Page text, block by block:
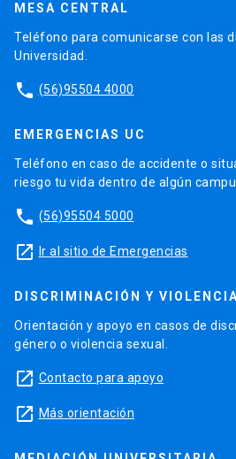
MESA CENTRAL
Teléfono para comunicarse con las
Universidad.
phone (56)95504 4000
EMERGENCIAS UC
Teléfono en caso de accidente o
riesgo tu vida dentro de algún
phone (56)95504 5000
launch Ir al sitio de Emergencias
DISCRIMINACIÓN Y
Orientación y apoyo en casos de
género o violencia sexual.
launch Contacto para apoyo
launch Más orientación